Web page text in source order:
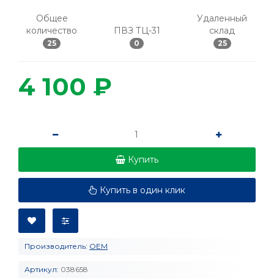
Общее
количество
25
ПВЗ ТЦ-31
0
Удаленный
склад
25
4 100 ₽
Купить
Купить в один клик
Производитель: OEM
Артикул: 038658